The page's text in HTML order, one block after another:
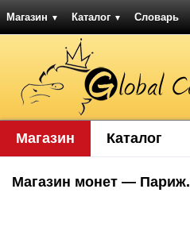
Магазин ▼ Каталог ▼ Словарь
Магазин Каталог
Магазин монет — Париж.